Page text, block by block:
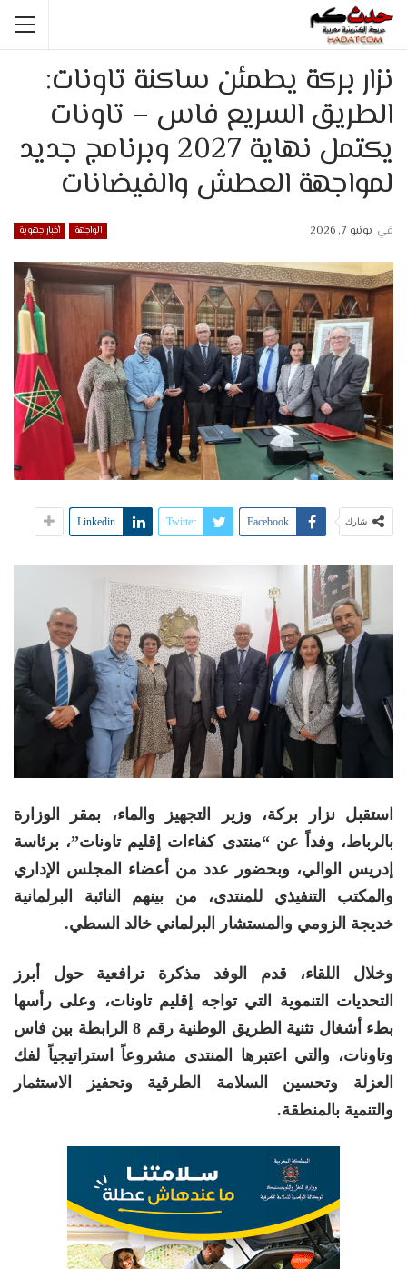
نزار بركة يطمئن ساكنة تاونات:
الطريق السريع فاس – تاونات
يكتمل نهاية 2027 وبرنامج جديد
لمواجهة العطش والفيضانات
الواجهة أخبار جهوية في يونيو 7, 2026
شارك Facebook
Twitter
Linkedin
استقبل نزار بركة، وزير التجهيز والماء، بمقر الوزارة
بالرباط، وفداً عن “منتدى كفاءات إقليم تاونات”، برئاسة
إدريس الوالي، وبحضور عدد من أعضاء المجلس الإداري
والمكتب التنفيذي للمنتدى، من بينهم النائبة البرلمانية
خديجة الزومي والمستشار البرلماني خالد السطي.
وخلال اللقاء، قدم الوفد مذكرة ترافعية حول أبرز
التحديات التنموية التي تواجه إقليم تاونات، وعلى رأسها
بطء أشغال تثنية الطريق الوطنية رقم 8 الرابطة بين فاس
وتاونات، والتي اعتبرها المنتدى مشروعاً استراتيجياً لفك
العزلة وتحسين السلامة الطرقية وتحفيز الاستثمار
والتنمية بالمنطقة.